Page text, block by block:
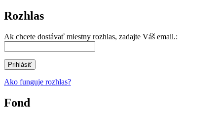
Rozhlas
Ak chcete dostávať miestny rozhlas, zadajte Váš email.:
Ako funguje rozhlas?
Fond